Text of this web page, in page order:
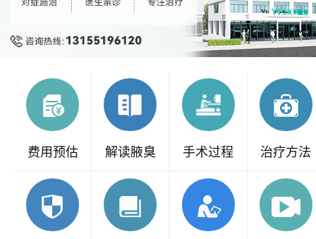
费用预估 解读腋臭 手术过程 治疗方法